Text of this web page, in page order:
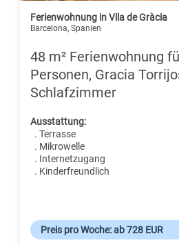
Ferienwohnung in Vila de Gràcia
Barcelona, Spanien
48 m² Ferienwohnung
Personen, Gracia
Schlafzimmer
Ausstattung:
. Terrasse
. Mikrowelle
. Internetzugang
. Kinderfreundlich
Preis pro Woche: ab 728 EUR